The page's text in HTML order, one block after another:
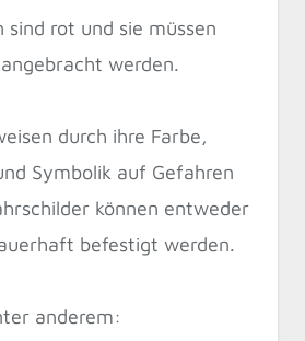
sind rot und sie müssen
werden.
durch ihre Farbe,
Symbolik auf Gefahren
können entweder
befestigt werden.
anderem: